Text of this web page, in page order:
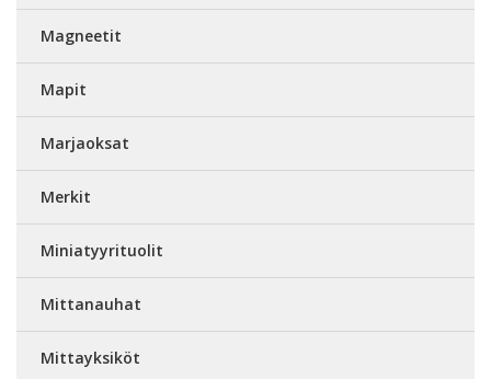
Magneetit
Mapit
Marjaoksat
Merkit
Miniatyyrituolit
Mittanauhat
Mittayksiköt